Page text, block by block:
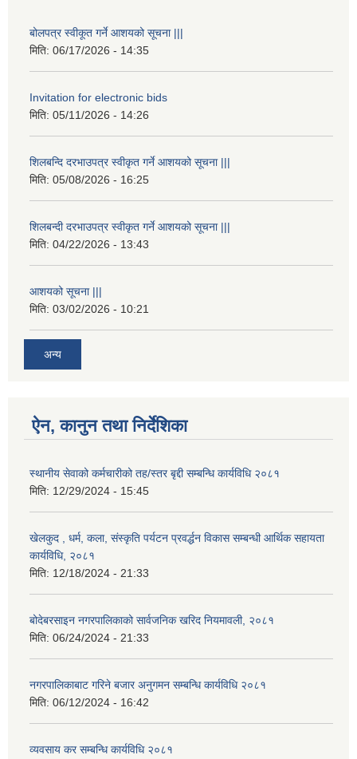
बोलपत्र स्वीकूत गर्ने आशयको सूचना |||
मिति: 06/17/2026 - 14:35
Invitation for electronic bids
मिति: 05/11/2026 - 14:26
शिलबन्दि दरभाउपत्र स्वीकृत गर्ने आशयको सूचना |||
मिति: 05/08/2026 - 16:25
शिलबन्दी दरभाउपत्र स्वीकृत गर्ने आशयको सूचना |||
मिति: 04/22/2026 - 13:43
आशयको सूचना |||
मिति: 03/02/2026 - 10:21
अन्य
ऐन, कानुन तथा निर्देशिका
स्थानीय सेवाको कर्मचारीको तह/स्तर बृद्दी सम्बन्धि कार्यविधि २०८१
मिति: 12/29/2024 - 15:45
खेलकुद , धर्म, कला, संस्कृति पर्यटन प्रवर्द्धन विकास सम्बन्धी आर्थिक सहायता
कार्यविधि, २०८१
मिति: 12/18/2024 - 21:33
बोदेबरसाइन नगरपालिकाको सार्वजनिक खरिद नियमावली, २०८१
मिति: 06/24/2024 - 21:33
नगरपालिकाबाट गरिने बजार अनुगमन सम्बन्धि कार्यविधि २०८१
मिति: 06/12/2024 - 16:42
व्यवसाय कर सम्बन्धि कार्यविधि २०८१